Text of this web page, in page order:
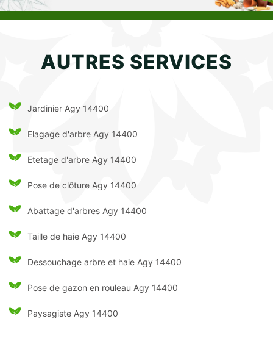
AUTRES SERVICES
Jardinier Agy 14400
Elagage d'arbre Agy 14400
Etetage d'arbre Agy 14400
Pose de clôture Agy 14400
Abattage d'arbres Agy 14400
Taille de haie Agy 14400
Dessouchage arbre et haie Agy 14400
Pose de gazon en rouleau Agy 14400
Paysagiste Agy 14400